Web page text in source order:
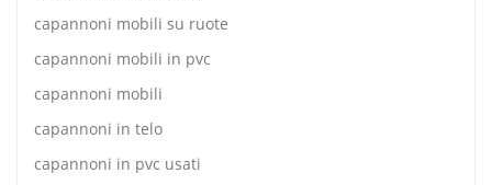
capannoni mobili su ruote
capannoni mobili in pvc
capannoni mobili
capannoni in telo
capannoni in pvc usati